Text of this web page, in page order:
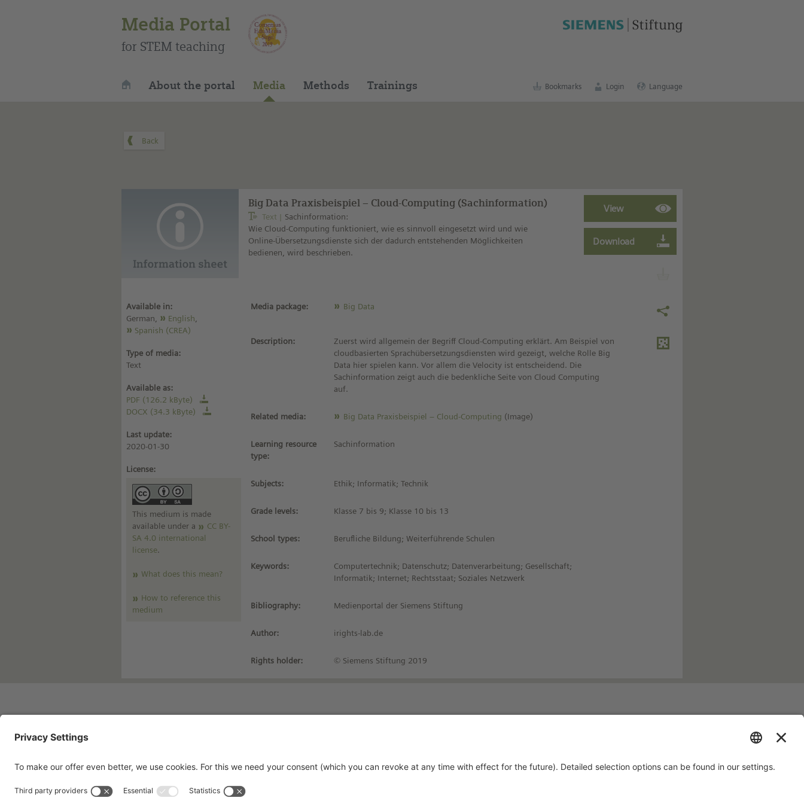
Media Portal
for STEM teaching
About the portal Media Methods Trainings Bookmarks Login Language
Big Data Praxisbeispiel – Cloud-Computing (Sachinformation)
Text
Sachinformation:
Wie Cloud-Computing funktioniert, wie es sinnvoll eingesetzt wird und wie
Online-Übersetzungsdienste sich der dadurch entstehenden Möglichkeiten
bedienen, wird beschrieben.
Available in:
German,
English
Spanish (CREA)
Type of media:
Text
Available as:
PDF (126.2 kByte)
DOCX (34.3 kByte)
Last update:
2020-01-30
License:
This medium is made
available under a
CC BY-
SA 4.0 international
license.
What does this mean?
How to reference this
medium
Media package: Big Data
Description:
Zuerst wird allgemein der Begriff Cloud-Computing erklärt. Am Beispiel von
cloudbasierten Sprachübersetzungsdiensten wird gezeigt, welche Rolle Big
Data hier spielen kann. Vor allem die Velocity ist entscheidend. Die
Sachinformation zeigt auch die bedenkliche Seite von Cloud Computing
auf.
Related media: Big Data Praxisbeispiel – Cloud-Computing (Image)
Learning resource
type:
Sachinformation
Subjects: Ethik; Informatik; Technik
Grade levels: Klasse 7 bis 9; Klasse 10 bis 13
School types: Berufliche Bildung; Weiterführende Schulen
Keywords:
Computertechnik; Datenschutz; Datenverarbeitung; Gesellschaft;
Informatik; Internet; Rechtsstaat; Soziales Netzwerk
Bibliography: Medienportal der Siemens Stiftung
Author: irights-lab.de
Rights holder: © Siemens Stiftung 2019